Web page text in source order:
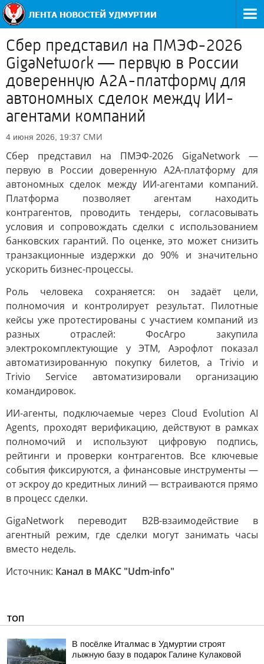
Сбер представил на ПМЭФ-2026
GigaNetwork — первую в России
доверенную A2A-платформу для
автономных сделок между ИИ-
агентами компаний
4 июня 2026, 19:37 СМИ
Сбер представил на ПМЭФ-2026 GigaNetwork —
первую в России доверенную A2A-платформу для
автономных сделок между ИИ-агентами компаний.
Платформа позволяет агентам находить
контрагентов, проводить тендеры, согласовывать
условия и сопровождать сделки с использованием
банковских гарантий. По оценке, это может снизить
транзакционные издержки до 90% и значительно
ускорить бизнес-процессы.
Роль человека сохраняется: он задаёт цели,
полномочия и контролирует результат. Пилотные
кейсы уже протестированы с участием компаний из
разных отраслей: ФосАгро закупила
электрокомплектующие у ЭТМ, Аэрофлот показал
автоматизированную покупку билетов, а Trivio и
Trivio Service автоматизировали организацию
командировок.
ИИ-агенты, подключаемые через Cloud Evolution AI
Agents, проходят верификацию, действуют в рамках
полномочий и используют цифровую подпись,
рейтинги и проверки контрагентов. Все ключевые
события фиксируются, а финансовые инструменты —
от эскроу до кредитных линий — встраиваются прямо
в процесс сделки.
GigaNetwork переводит B2B-взаимодействие в
агентный режим, где сделки могут занимать часы
вместо недель.
Источник: Канал в МАКС "Udm-info"
ТОП
В посёлке Италмас в Удмуртии строят
лыжную базу в подарок Галине Кулаковой